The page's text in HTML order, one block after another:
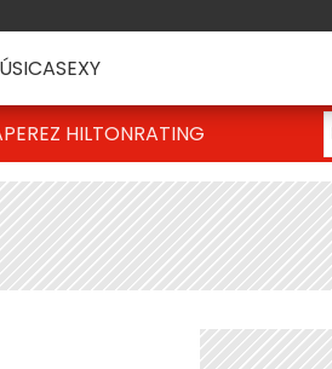
SEXY
PEREZ HILTONRATING